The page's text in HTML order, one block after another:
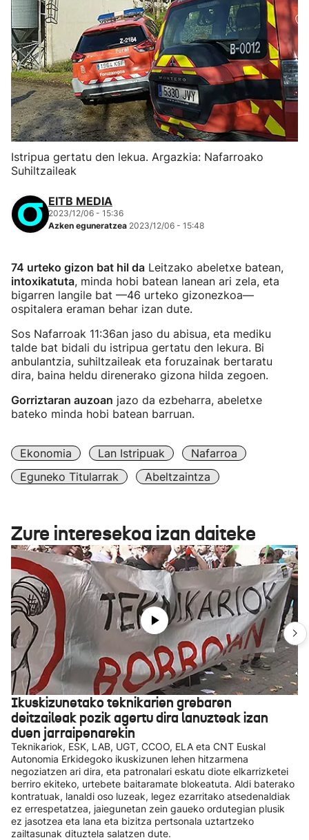
Istripua gertatu den lekua. Argazkia: Nafarroako
Suhiltzaileak
EITB MEDIA
2023/12/06 - 15:36
Azken eguneratzea 2023/12/06 - 15:48
74 urteko gizon bat hil da Leitzako abeletxe batean,
intoxikatuta, minda hobi batean lanean ari zela, eta
bigarren langile bat —46 urteko gizonezkoa—
ospitalera eraman behar izan dute.
Sos Nafarroak 11:36an jaso du abisua, eta mediku
talde bat bidali du istripua gertatu den lekura. Bi
anbulantzia, suhiltzaileak eta foruzainak bertaratu
dira, baina heldu direnerako gizona hilda zegoen.
Gorriztaran auzoan jazo da ezbeharra, abeletxe
bateko minda hobi batean barruan.
Ekonomia Lan Istripuak
Nafarroa
Eguneko Titularrak
Abeltzaintza
Zure interesekoa izan daiteke
Ikuskizunetako teknikarien grebaren
deitzaileak pozik agertu dira lanuzteak izan
duen jarraipenarekin
Teknikariok, ESK, LAB, UGT, CCOO, ELA eta CNT Euskal
Autonomia Erkidegoko ikuskizunen lehen hitzarmena
negoziatzen ari dira, eta patronalari eskatu diote elkarrizketei
berriro ekiteko, urtebete baitaramate blokeatuta. Aldi baterako
kontratuak, lanaldi oso luzeak, legez ezarritako atsedenaldiak
ez errespetatzea, jaiegunetan zein gaueko ordutegian plusik
ez jasotzea eta lana eta bizitza pertsonala uztartzeko
zailtasunak dituztela salatzen dute.